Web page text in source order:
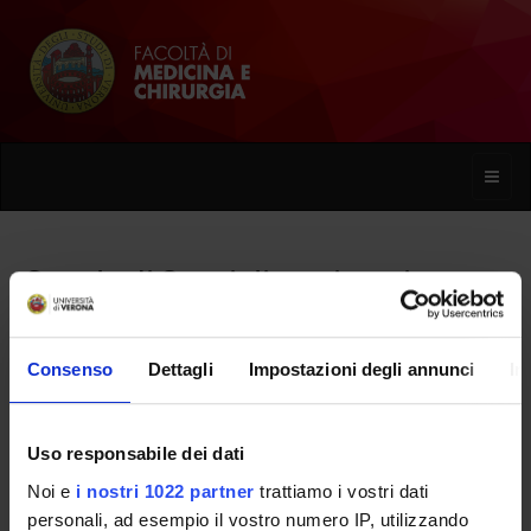
Consenso Dettagli Impostazioni degli annunci
Uso responsabile dei dati
Noi e i nostri 1022 partner trattiamo i vostri dati
personali, ad esempio il vostro numero IP, utilizzando
Toggle
Scuola di Specializzazione in
Cardiochirurgia (D.I. 68/2015)
Home
Presentazione
Come iscriversi e Requisiti di ammissione